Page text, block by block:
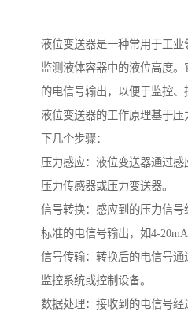
液位变送器是一种常用于工业
监测液体容器中的液位高度
的电信号输出，以便于监控、
液位变送器的工作原理基于
下几个步骤：
压力感应：液位变送器通过
压力传感器或压力变送器。
信号转换：感应到的压力信
标准的电信号输出，如4-20mA
信号传输：转换后的电信号通
监控系统或控制设备。
数据处理：接收到的电信号